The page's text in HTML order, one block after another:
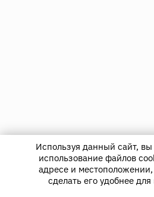
Используя данный сайт, вы
использование файлов
адресе и
сделать его удобнее для